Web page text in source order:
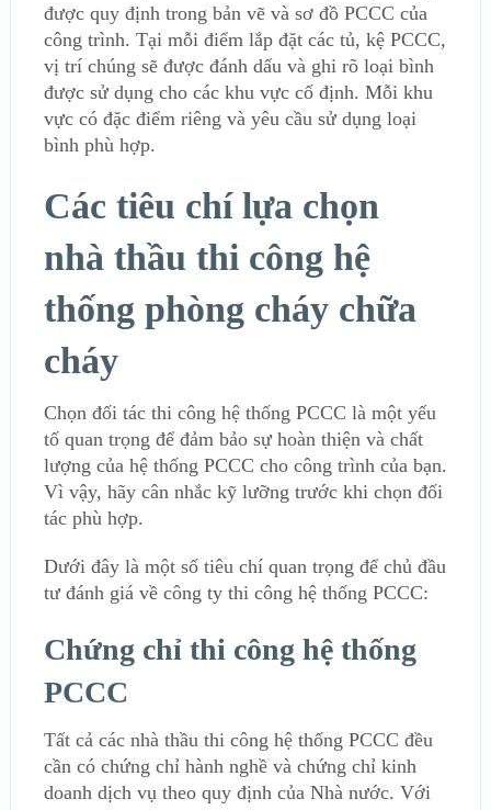
được quy định trong bản vẽ và sơ đồ PCCC của
công trình. Tại mỗi điểm lắp đặt các tủ, kệ PCCC,
vị trí chúng sẽ được đánh dấu và ghi rõ loại bình
được sử dụng cho các khu vực cố định. Mỗi khu
vực có đặc điểm riêng và yêu cầu sử dụng loại
bình phù hợp.
Các tiêu chí lựa chọn
nhà thầu thi công hệ
thống phòng cháy chữa
cháy
Chọn đối tác thi công hệ thống PCCC là một yếu
tố quan trọng để đảm bảo sự hoàn thiện và chất
lượng của hệ thống PCCC cho công trình của bạn.
Vì vậy, hãy cân nhắc kỹ lưỡng trước khi chọn đối
tác phù hợp.
Dưới đây là một số tiêu chí quan trọng để chủ đầu
tư đánh giá về công ty thi công hệ thống PCCC:
Chứng chỉ thi công hệ thống
PCCC
Tất cả các nhà thầu thi công hệ thống PCCC đều
cần có chứng chỉ hành nghề và chứng chỉ kinh
doanh dịch vụ theo quy định của Nhà nước. Với